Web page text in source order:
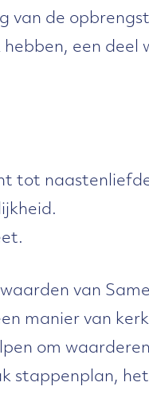
van de
een deel
tot
van
manier van
om
stappenplan,